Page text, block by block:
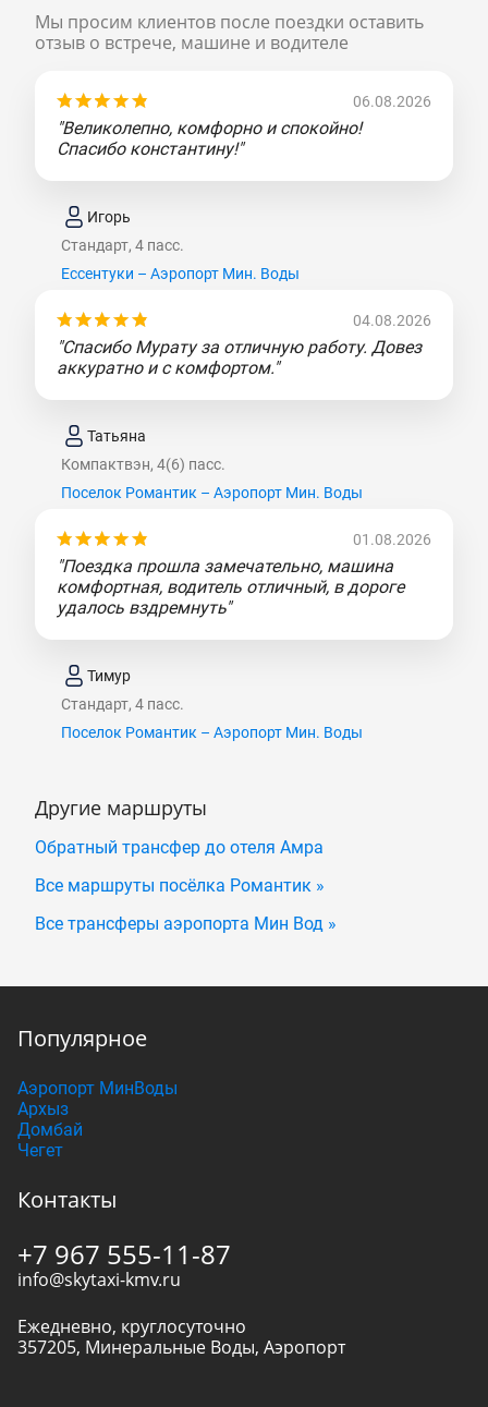
Мы просим клиентов после поездки оставить
отзыв о встрече, машине и водителе
06.08.2026
"Великолепно, комфорно и спокойно!
Спасибо константину!"
Игорь
Стандарт, 4 пасс.
Ессентуки – Аэропорт Мин. Воды
04.08.2026
"Спасибо Мурату за отличную работу. Довез
аккуратно и с комфортом."
Татьяна
Компактвэн, 4(6) пасс.
Поселок Романтик – Аэропорт Мин. Воды
01.08.2026
"Поездка прошла замечательно, машина
комфортная, водитель отличный, в дороге
удалось вздремнуть"
Тимур
Стандарт, 4 пасс.
Поселок Романтик – Аэропорт Мин. Воды
Другие маршруты
Обратный трансфер до отеля Амра
Все маршруты посёлка Романтик »
Все трансферы аэропорта Мин Вод »
Популярное
Аэропорт МинВоды
Архыз
Домбай
Чегет
Контакты
+7 967 555-11-87
info@skytaxi-kmv.ru
Ежедневно, круглосуточно
357205, Минеральные Воды, Аэропорт